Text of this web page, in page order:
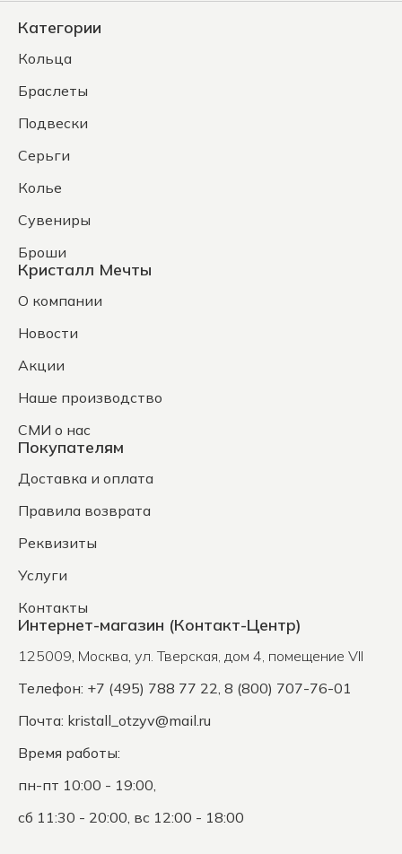
Категории
Кольца
Браслеты
Подвески
Серьги
Колье
Сувениры
Броши
Кристалл Мечты
О компании
Новости
Акции
Наше производство
СМИ о нас
Покупателям
Доставка и оплата
Правила возврата
Реквизиты
Услуги
Контакты
Интернет-магазин (Контакт-Центр)
125009, Москва, ул. Тверская, дом 4, помещение VII
Телефон: +7 (495) 788 77 22, 8 (800) 707-76-01
Почта: kristall_otzyv@mail.ru
Время работы:
пн-пт 10:00 - 19:00,
сб 11:30 - 20:00, вс 12:00 - 18:00